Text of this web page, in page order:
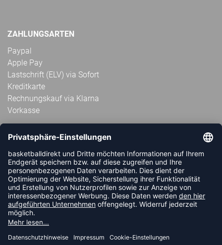
ZAHLUNGSARTEN
Paypal
Apple Pay
Lastschrift (ELV) via Sofort
Kreditkarte
Rechnungskauf via Klarna
Vorkasse
ABONNIERE JETZT DEN KOSTENLOSEN
HANDBALLDIREKT-NEWSLETTER UND VERPASSE KEINE
NEUIGKEIT ODER AKTION MEHR.
JETZT ANMELDEN